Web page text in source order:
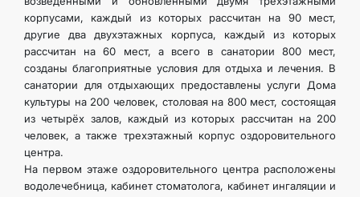
корпусами, каждый из которых рассчитан на 90 мест,
другие два двухэтажных корпуса, каждый из которых
рассчитан на 60 мест, а всего в санатории 800 мест,
созданы благоприятные условия для отдыха и лечения. В
санатории для отдыхающих предоставлены услуги Дома
культуры на 200 человек, столовая на 800 мест, состоящая
из четырёх залов, каждый из которых рассчитан на 200
человек, а также трехэтажный корпус оздоровительного
центра.
На первом этаже оздоровительного центра расположены
водолечебница, кабинет стоматолога, кабинет ингаляции и